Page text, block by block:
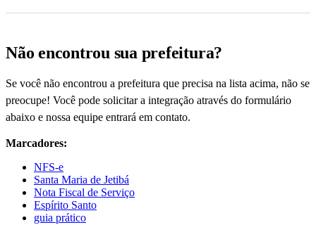
Não encontrou sua prefeitura?
Se você não encontrou a prefeitura que precisa na lista acima, não se
preocupe! Você pode solicitar a integração através do formulário
abaixo e nossa equipe entrará em contato.
Marcadores:
NFS-e
Santa Maria de Jetibá
Nota Fiscal de Serviço
Espírito Santo
guia prático